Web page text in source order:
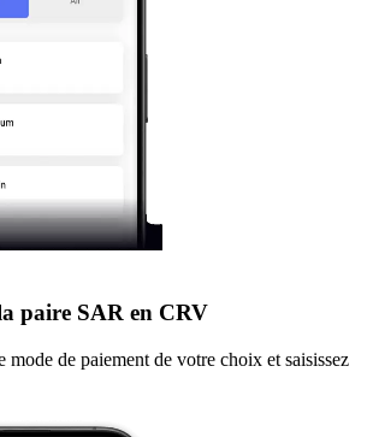
paire SAR en CRV
mode de paiement de votre choix et saisissez